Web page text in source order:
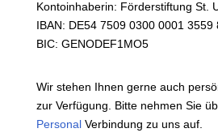
Kontoinhaberin: Förderstiftung St.
IBAN: DE54 7509 0300 0001 3559
BIC: GENODEF1MO5
Wir stehen Ihnen gerne auch
zur Verfügung. Bitte nehmen Sie
PersonalVerbindung zu uns auf.